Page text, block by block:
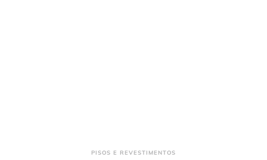
PISOS E REVESTIMENTOS